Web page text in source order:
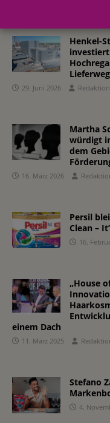
Henkel-
29. Juni 2026
Martha
würdigt
dem
16. März 2026
Persil
Clean –
16.
„House
einem Dach
11. März 2025
Stefano
4.